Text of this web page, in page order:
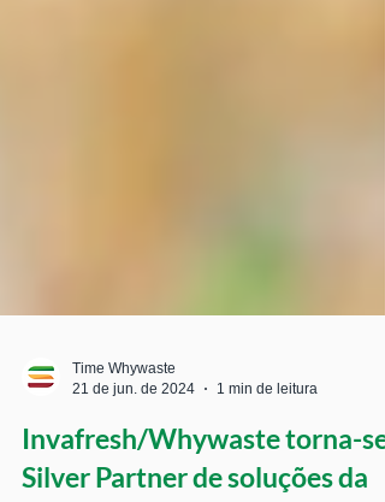
Time Whywaste
21 de jun. de 2024
1 min de leitura